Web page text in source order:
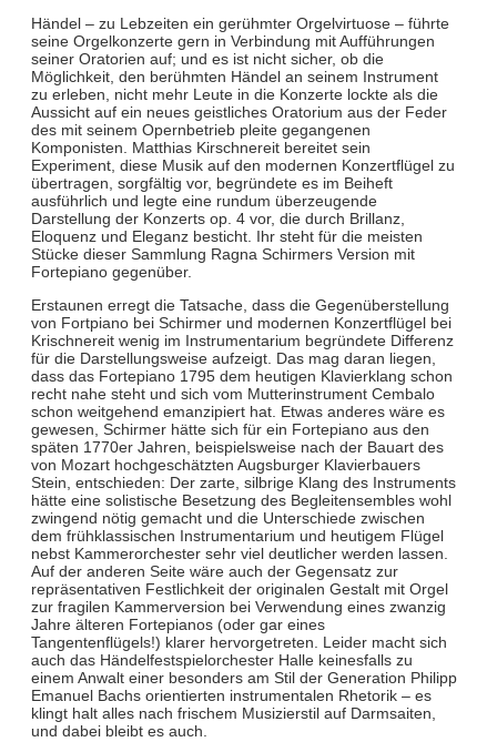
Händel – zu Lebzeiten ein gerühmter Orgelvirtuose – führte
seine Orgelkonzerte gern in Verbindung mit Aufführungen
seiner Oratorien auf; und es ist nicht sicher, ob die
Möglichkeit, den berühmten Händel an seinem Instrument
zu erleben, nicht mehr Leute in die Konzerte lockte als die
Aussicht auf ein neues geistliches Oratorium aus der Feder
des mit seinem Opernbetrieb pleite gegangenen
Komponisten. Matthias Kirschnereit bereitet sein
Experiment, diese Musik auf den modernen Konzertflügel zu
übertragen, sorgfältig vor, begründete es im Beiheft
ausführlich und legte eine rundum überzeugende
Darstellung der Konzerts op. 4 vor, die durch Brillanz,
Eloquenz und Eleganz besticht. Ihr steht für die meisten
Stücke dieser Sammlung Ragna Schirmers Version mit
Fortepiano gegenüber.
Erstaunen erregt die Tatsache, dass die Gegenüberstellung
von Fortpiano bei Schirmer und modernen Konzertflügel bei
Krischnereit wenig im Instrumentarium begründete Differenz
für die Darstellungsweise aufzeigt. Das mag daran liegen,
dass das Fortepiano 1795 dem heutigen Klavierklang schon
recht nahe steht und sich vom Mutterinstrument Cembalo
schon weitgehend emanzipiert hat. Etwas anderes wäre es
gewesen, Schirmer hätte sich für ein Fortepiano aus den
späten 1770er Jahren, beispielsweise nach der Bauart des
von Mozart hochgeschätzten Augsburger Klavierbauers
Stein, entschieden: Der zarte, silbrige Klang des Instruments
hätte eine solistische Besetzung des Begleitensembles wohl
zwingend nötig gemacht und die Unterschiede zwischen
dem frühklassischen Instrumentarium und heutigem Flügel
nebst Kammerorchester sehr viel deutlicher werden lassen.
Auf der anderen Seite wäre auch der Gegensatz zur
repräsentativen Festlichkeit der originalen Gestalt mit Orgel
zur fragilen Kammerversion bei Verwendung eines zwanzig
Jahre älteren Fortepianos (oder gar eines
Tangentenflügels!) klarer hervorgetreten. Leider macht sich
auch das Händelfestspielorchester Halle keinesfalls zu
einem Anwalt einer besonders am Stil der Generation Philipp
Emanuel Bachs orientierten instrumentalen Rhetorik – es
klingt halt alles nach frischem Musizierstil auf Darmsaiten,
und dabei bleibt es auch.